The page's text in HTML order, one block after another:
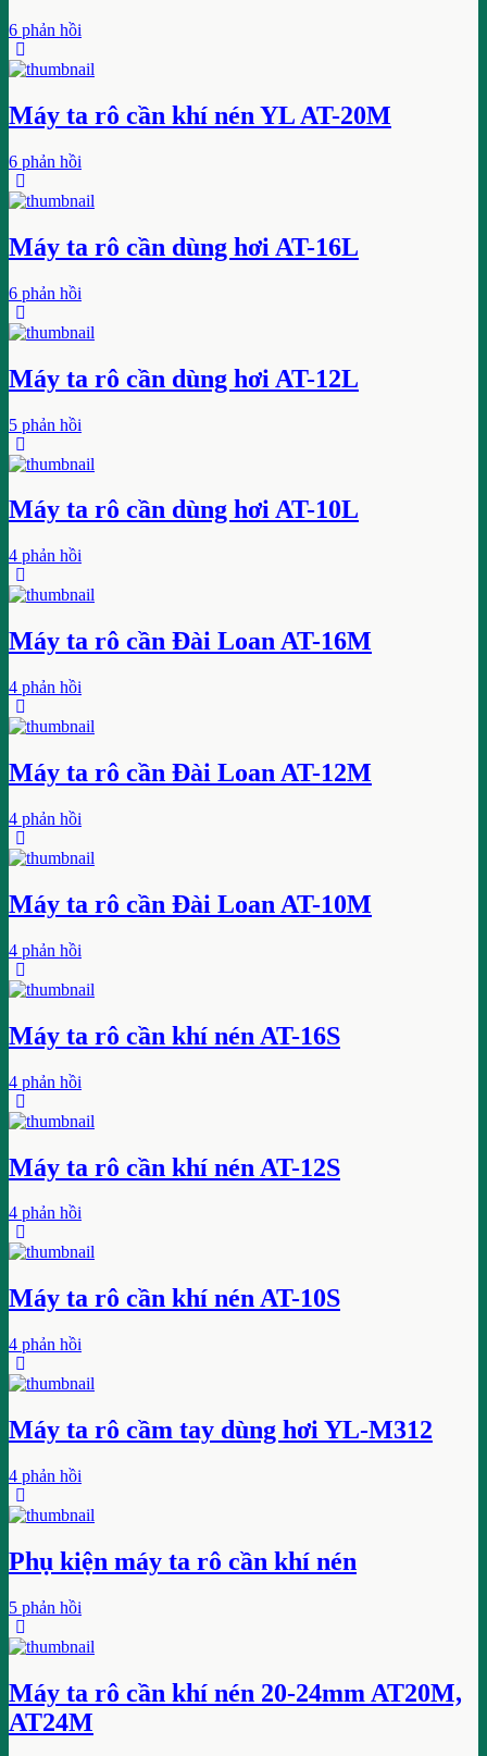
6 phản hồi
Máy ta rô cần khí nén YL AT-20M
6 phản hồi
Máy ta rô cần dùng hơi AT-16L
6 phản hồi
Máy ta rô cần dùng hơi AT-12L
5 phản hồi
Máy ta rô cần dùng hơi AT-10L
4 phản hồi
Máy ta rô cần Đài Loan AT-16M
4 phản hồi
Máy ta rô cần Đài Loan AT-12M
4 phản hồi
Máy ta rô cần Đài Loan AT-10M
4 phản hồi
Máy ta rô cần khí nén AT-16S
4 phản hồi
Máy ta rô cần khí nén AT-12S
4 phản hồi
Máy ta rô cần khí nén AT-10S
4 phản hồi
Máy ta rô cầm tay dùng hơi YL-M312
4 phản hồi
Phụ kiện máy ta rô cần khí nén
5 phản hồi
Máy ta rô cần khí nén 20-24mm AT20M,
AT24M